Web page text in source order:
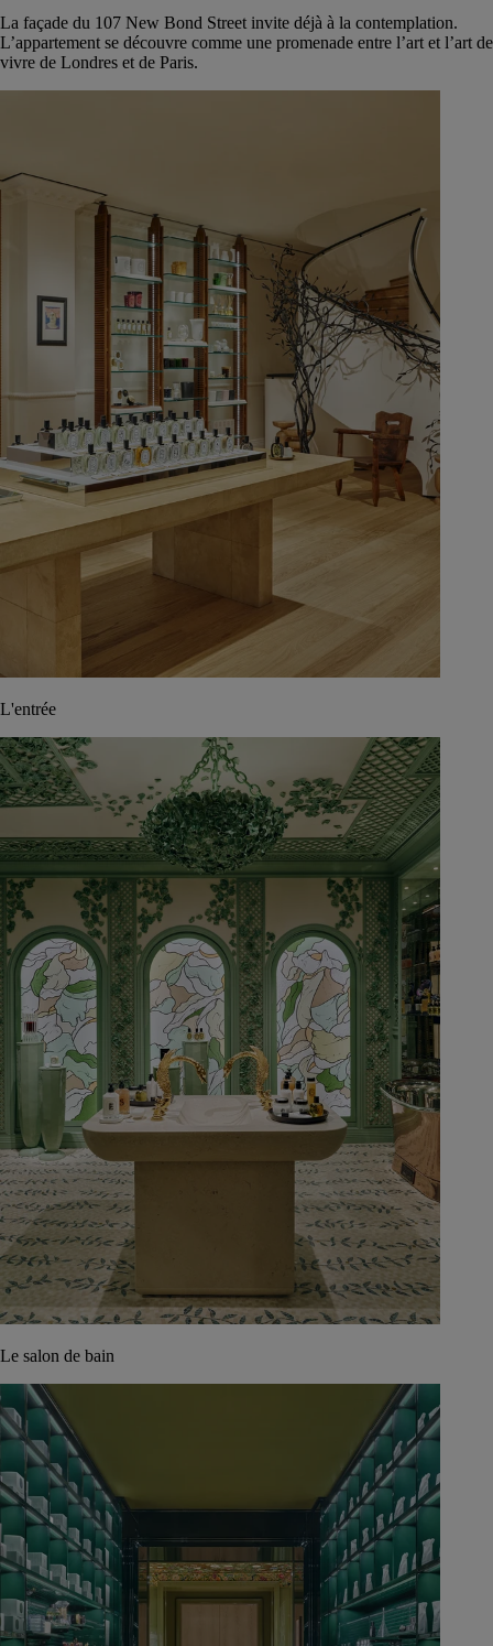
La façade du 107 New Bond Street invite déjà à la contemplation.
L’appartement se découvre comme une promenade entre l’art et l’art de
vivre de Londres et de Paris.
L'entrée
Le salon de bain